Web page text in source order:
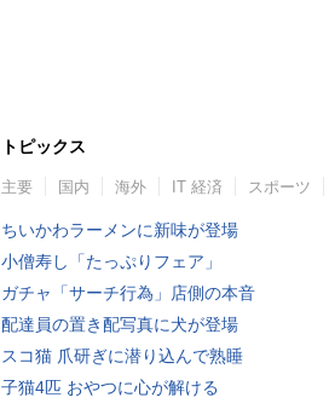
トピックス
主要 国内 海外 IT 経済 スポーツ
ちいかわラーメンに新味が登場
小僧寿し「たっぷりフェア」
ガチャ「サーチ行為」店側の本音
配達員の置き配写真に犬が登場
スコ猫 爪研ぎに潜り込んで熟睡
子猫4匹 おやつに心が解ける